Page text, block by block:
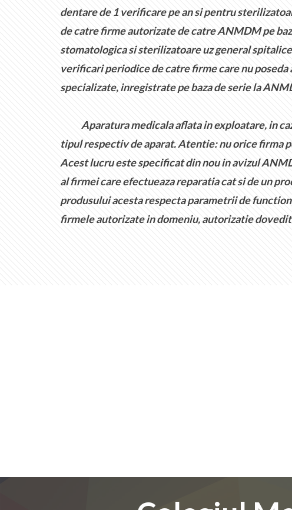
dentare de 1 verificare pe an si pentru
de catre firme autorizate de catre ANMDM pe
stomatologica si sterilizatoare uz general
verificari periodice de catre firme care nu
specializate, inregistrate pe baza de serie la
Aparatura medicala aflata in exploatare, in
tipul respectiv de aparat. Atentie: nu orice firma
Acest lucru este specificat din nou in avizul
al firmei care efectueaza reparatia cat si de un
produsului acesta respecta parametrii de
firmele autorizate in domeniu, autorizatie